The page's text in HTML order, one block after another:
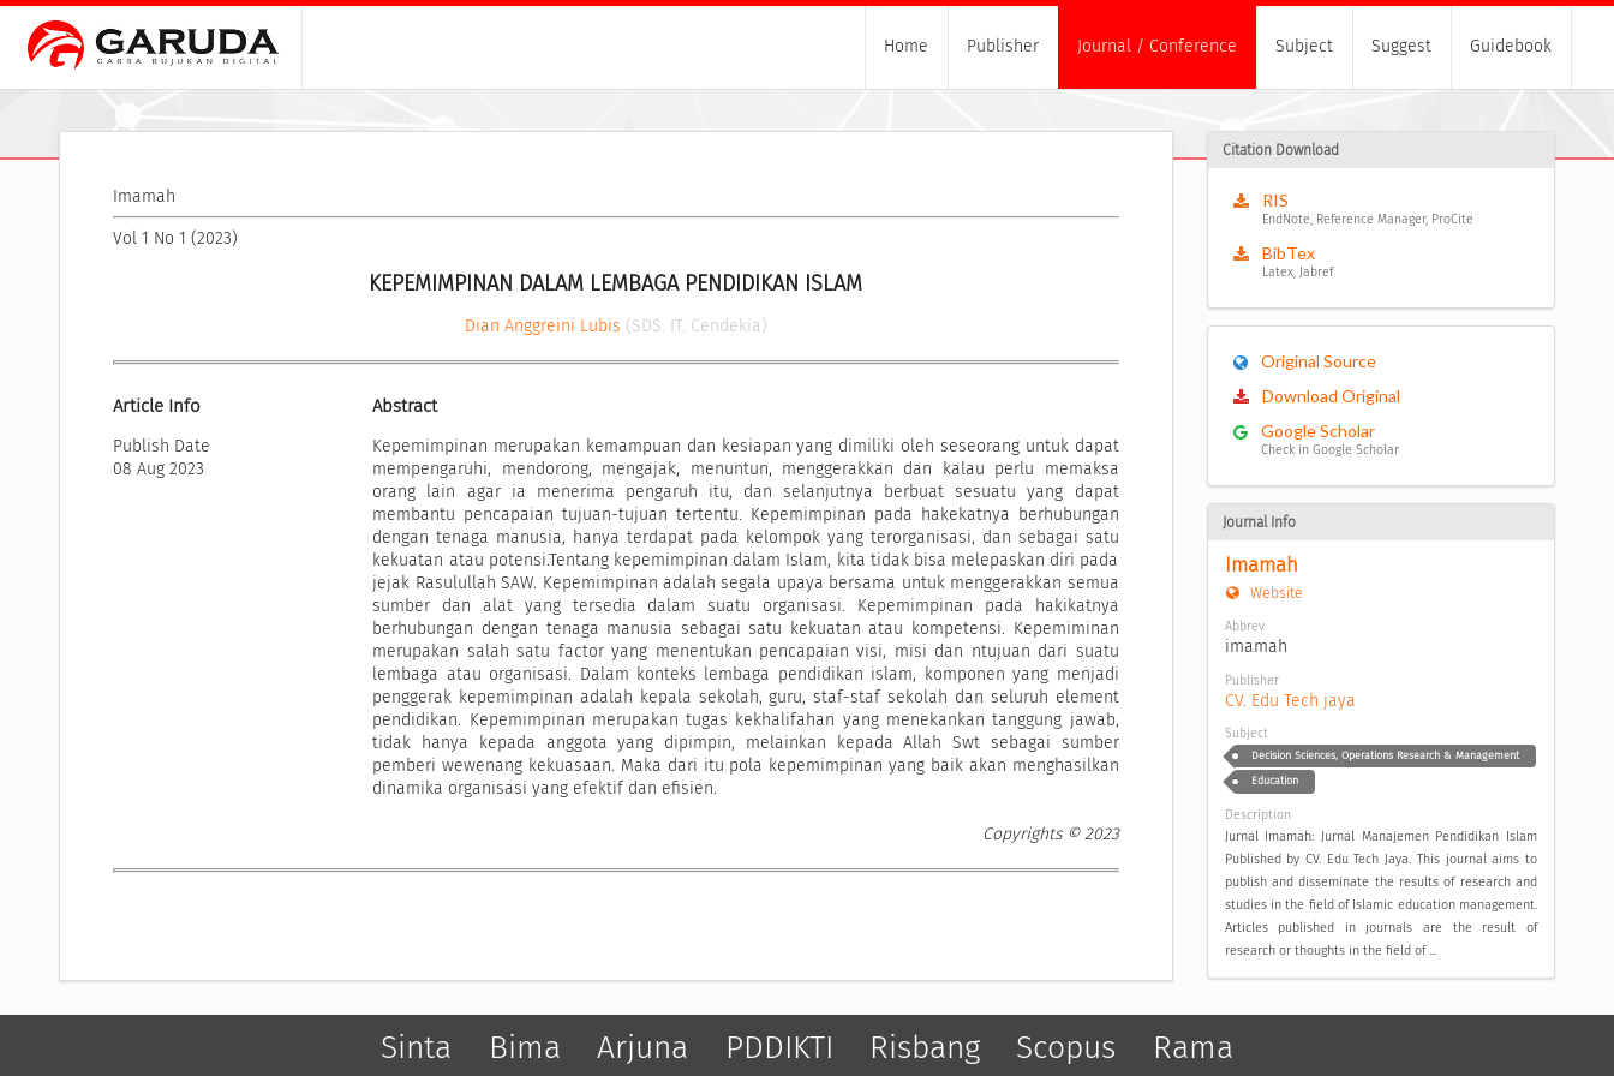
Home Publisher Journal / Conference Subject Suggest Guidebook
Imamah
Vol 1 No 1 (2023)
KEPEMIMPINAN DALAM LEMBAGA PENDIDIKAN ISLAM
Dian Anggreini Lubis (SDS. IT. Cendekia)
Article Info
Publish Date
08 Aug 2023
Abstract
Kepemimpinan merupakan kemampuan dan kesiapan yang dimiliki oleh seseorang untuk dapat
mempengaruhi, mendorong, mengajak, menuntun, menggerakkan dan kalau perlu memaksa
orang lain agar ia menerima pengaruh itu, dan selanjutnya berbuat sesuatu yang dapat
membantu pencapaian tujuan-tujuan tertentu. Kepemimpinan pada hakekatnya berhubungan
dengan tenaga manusia, hanya terdapat pada kelompok yang terorganisasi, dan sebagai satu
kekuatan atau potensi.Tentang kepemimpinan dalam Islam, kita tidak bisa melepaskan diri pada
jejak Rasulullah SAW. Kepemimpinan adalah segala upaya bersama untuk menggerakkan semua
sumber dan alat yang tersedia dalam suatu organisasi. Kepemimpinan pada hakikatnya
berhubungan dengan tenaga manusia sebagai satu kekuatan atau kompetensi. Kepemiminan
merupakan salah satu factor yang menentukan pencapaian visi, misi dan ntujuan dari suatu
lembaga atau organisasi. Dalam konteks lembaga pendidikan islam, komponen yang menjadi
penggerak kepemimpinan adalah kepala sekolah, guru, staf-staf sekolah dan seluruh element
pendidikan. Kepemimpinan merupakan tugas kekhalifahan yang menekankan tanggung jawab,
tidak hanya kepada anggota yang dipimpin, melainkan kepada Allah Swt sebagai sumber
pemberi wewenang kekuasaan. Maka dari itu pola kepemimpinan yang baik akan menghasilkan
dinamika organisasi yang efektif dan efisien.
Copyrights © 2023
Citation Download
RIS
EndNote, Reference Manager, ProCite
BibTex
Latex, Jabref
Original Source
Download Original
Google Scholar
Check in Google Scholar
Journal Info
Imamah
Website
Abbrev
imamah
Publisher
CV. Edu Tech jaya
Subject
Decision Sciences, Operations Research & Management
Education
Description
Jurnal Imamah: Jurnal Manajemen Pendidikan Islam
Published by CV. Edu Tech Jaya. This journal aims to
publish and disseminate the results of research and
studies in the field of Islamic education management.
Articles published in journals are the result of
research or thoughts in the field of ...
Sinta Bima Arjuna PDDIKTI Risbang Scopus Rama